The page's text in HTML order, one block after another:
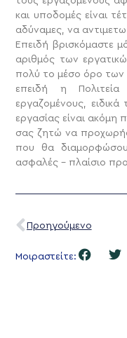
και υποδομές είναι
αδύναμες, να
Επειδή βρισκόμαστε
αριθμός των
πολύ το μέσο όρο των
επειδή η
εργαζομένους,
εργασίας είναι ακόμη
σας ζητώ να
που θα
ασφαλές – πλαίσιο
Προηγούμενο
Μοιραστείτε: